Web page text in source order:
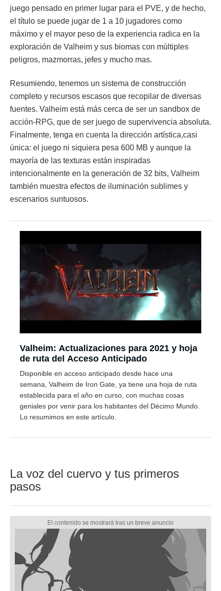
juego pensado en primer lugar para el PVE, y de hecho,
el título se puede jugar de 1 a 10 jugadores como
máximo y el mayor peso de la experiencia radica en la
exploración de Valheim y sus biomas con múltiples
peligros, mazmorras, jefes y mucho mas.
Resumiendo, tenemos un sistema de construcción
completo y recursos escasos que recopilar de diversas
fuentes. Valheim está más cerca de ser un sandbox de
acción-RPG, que de ser juego de supervivencia absoluta.
Finalmente, tenga en cuenta la dirección artística,casi
única: el juego ni siquiera pesa 600 MB y aunque la
mayoría de las texturas están inspiradas
intencionalmente en la generación de 32 bits, Valheim
también muestra efectos de iluminación sublimes y
escenarios suntuosos.
Valheim: Actualizaciones para 2021 y hoja
de ruta del Acceso Anticipado
Disponible en acceso anticipado desde hace una
semana, Valheim de Iron Gate, ya tiene una hoja de ruta
establecida para el año en curso, con muchas cosas
geniales por venir para los habitantes del Décimo Mundo.
Lo resumimos en este artículo.
La voz del cuervo y tus primeros
pasos